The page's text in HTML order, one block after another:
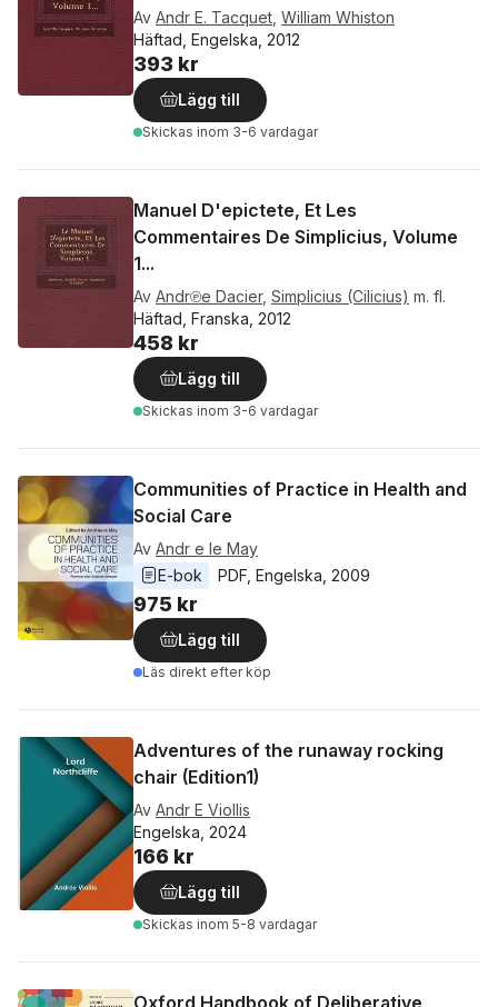
Av Andr E. Tacquet William Whiston
Häftad, Engelska, 2012
393 kr
Lägg till
Skickas inom 3-6 vardagar
Manuel D'epictete, Et Les
Commentaires De Simplicius, Volume
1...
Av Andr℗e Dacier, Simplicius (Cilicius) m. fl.
Häftad, Franska, 2012
458 kr
Lägg till
Skickas inom 3-6 vardagar
Communities of Practice in Health and
Social Care
Av Andr e le May
E-bok
PDF Engelska 2009
975 kr
Lägg till
Läs direkt efter köp
Adventures of the runaway rocking
chair (Edition1)
Av Andr E Viollis
Engelska, 2024
166 kr
Lägg till
Skickas inom 5-8 vardagar
Oxford Handbook of Deliberative